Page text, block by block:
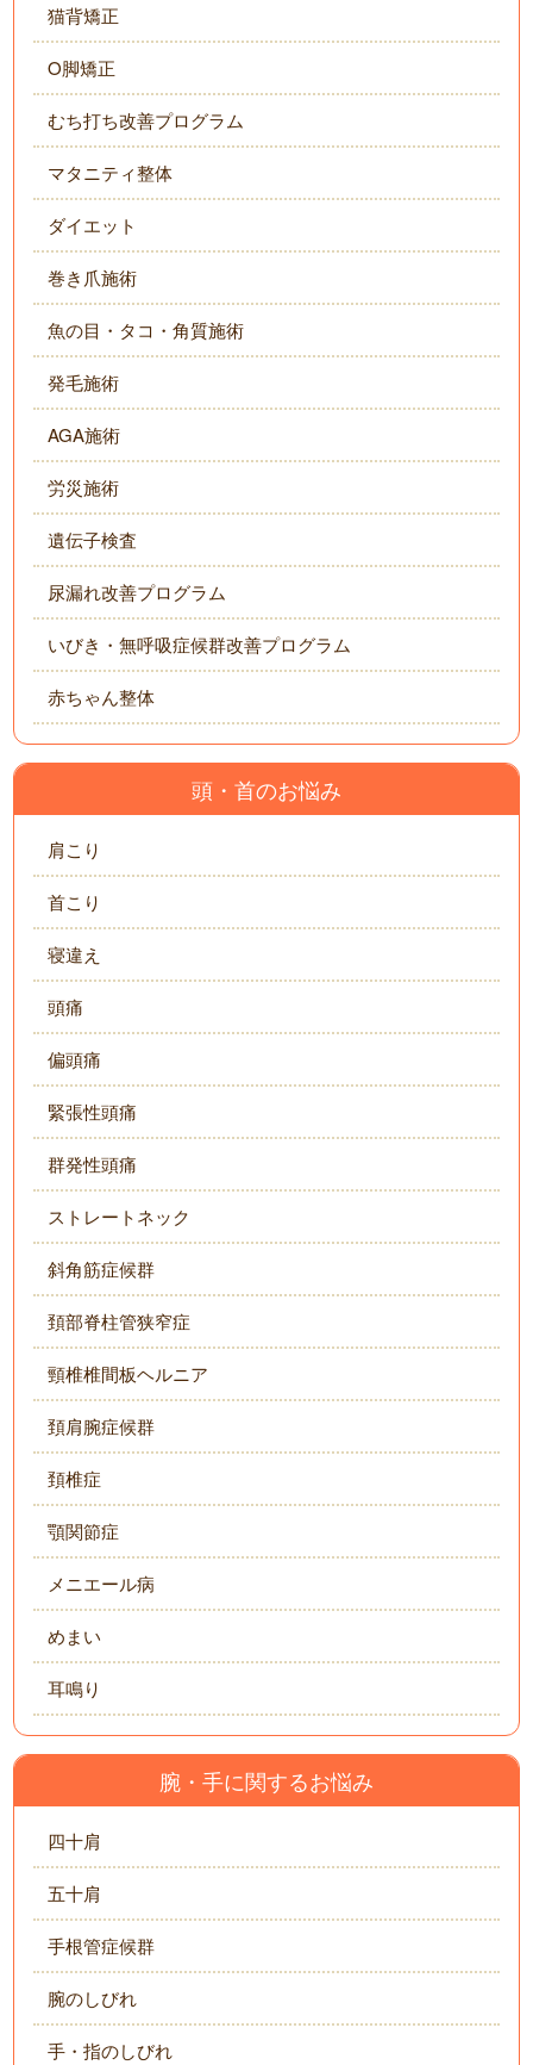
猫背矯正
O脚矯正
むち打ち改善プログラム
マタニティ整体
ダイエット
巻き爪施術
魚の目・タコ・角質施術
発毛施術
AGA施術
労災施術
遺伝子検査
尿漏れ改善プログラム
いびき・無呼吸症候群改善プログラム
赤ちゃん整体
頭・首のお悩み
肩こり
首こり
寝違え
頭痛
偏頭痛
緊張性頭痛
群発性頭痛
ストレートネック
斜角筋症候群
頚部脊柱管狭窄症
頸椎椎間板ヘルニア
頚肩腕症候群
頚椎症
顎関節症
メニエール病
めまい
耳鳴り
腕・手に関するお悩み
四十肩
五十肩
手根管症候群
腕のしびれ
手・指のしびれ